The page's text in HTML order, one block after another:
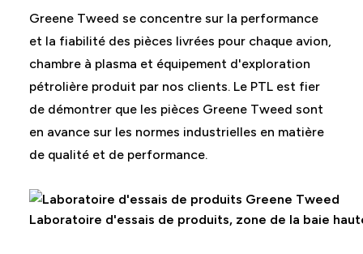
Greene Tweed se concentre sur la performance
et la fiabilité des pièces livrées pour chaque avion,
chambre à plasma et équipement d'exploration
pétrolière produit par nos clients. Le PTL est fier
de démontrer que les pièces Greene Tweed sont
en avance sur les normes industrielles en matière
de qualité et de performance.
Laboratoire d'essais de produits, zone de la baie